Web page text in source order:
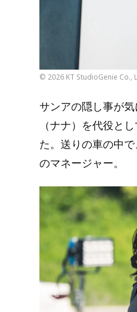
© 2026 KT StudioGenie Co.,
サンアの隠し事が
（ナナ）を代役と
た。送りの車の中
のマネージャー。